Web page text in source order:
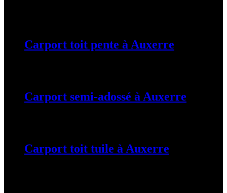
Carport toit pente à Auxerre
Carport semi-adossé à Auxerre
Carport toit tuile à Auxerre